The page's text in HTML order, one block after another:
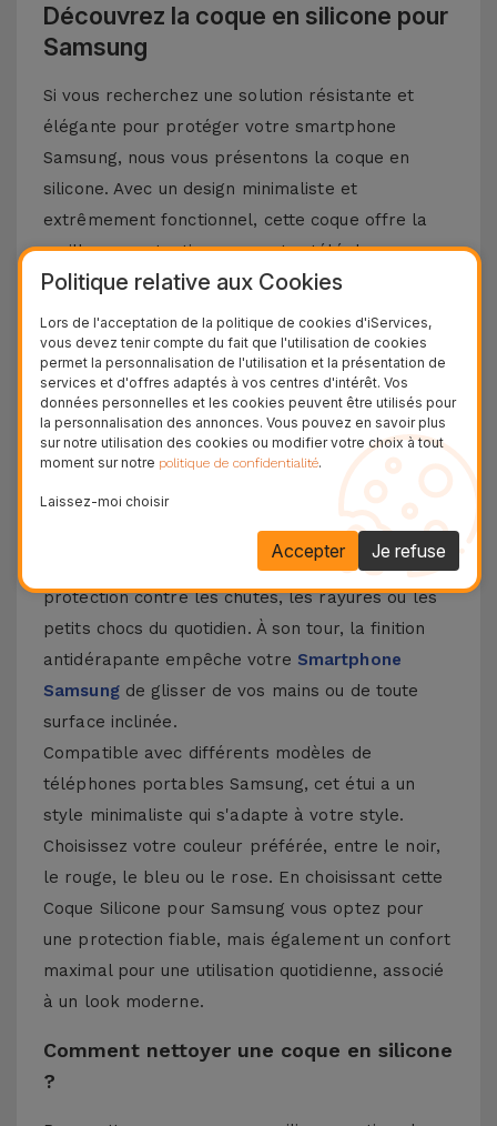
Découvrez la coque en silicone pour
Samsung
Si vous recherchez une solution résistante et
élégante pour protéger votre smartphone
Samsung, nous vous présentons la coque en
silicone. Avec un design minimaliste et
extrêmement fonctionnel, cette coque offre la
meilleure protection pour votre téléphone
portable, combinée à un toucher doux sans
négliger le design et les fonctionnalités
emblématiques de votre téléphone portable
Samsung.
Découvrez les avantages d'une coque en
silicone Samsung
La coque en silicone pour Samsung se distingue
par sa légèreté et sa flexibilité. Fabriqué à partir
de matériaux de haute qualité, vous aurez une
protection contre les chutes, les rayures ou les
petits chocs du quotidien. À son tour, la finition
antidérapante empêche votre Smartphone
Samsungde glisser de vos mains ou de toute
surface inclinée.
Compatible avec différents modèles de
téléphones portables Samsung, cet étui a un
style minimaliste qui s'adapte à votre style.
Choisissez votre couleur préférée, entre le noir,
le rouge, le bleu ou le rose. En choisissant cette
Coque Silicone pour Samsung vous optez pour
une protection fiable, mais également un confort
maximal pour une utilisation quotidienne, associé
à un look moderne.
Comment nettoyer une coque en silicone
?
Politique relative aux Cookies
Lors de l'acceptation de la politique de cookies d'iServices,
vous devez tenir compte du fait que l'utilisation de cookies
permet la personnalisation de l'utilisation et la présentation de
services et d'offres adaptés à vos centres d'intérêt. Vos
données personnelles et les cookies peuvent être utilisés pour
la personnalisation des annonces. Vous pouvez en savoir plus
sur notre utilisation des cookies ou modifier votre choix à tout
moment sur notre politique de confidentialité.
Laissez-moi choisir
Je refuse
Accepter